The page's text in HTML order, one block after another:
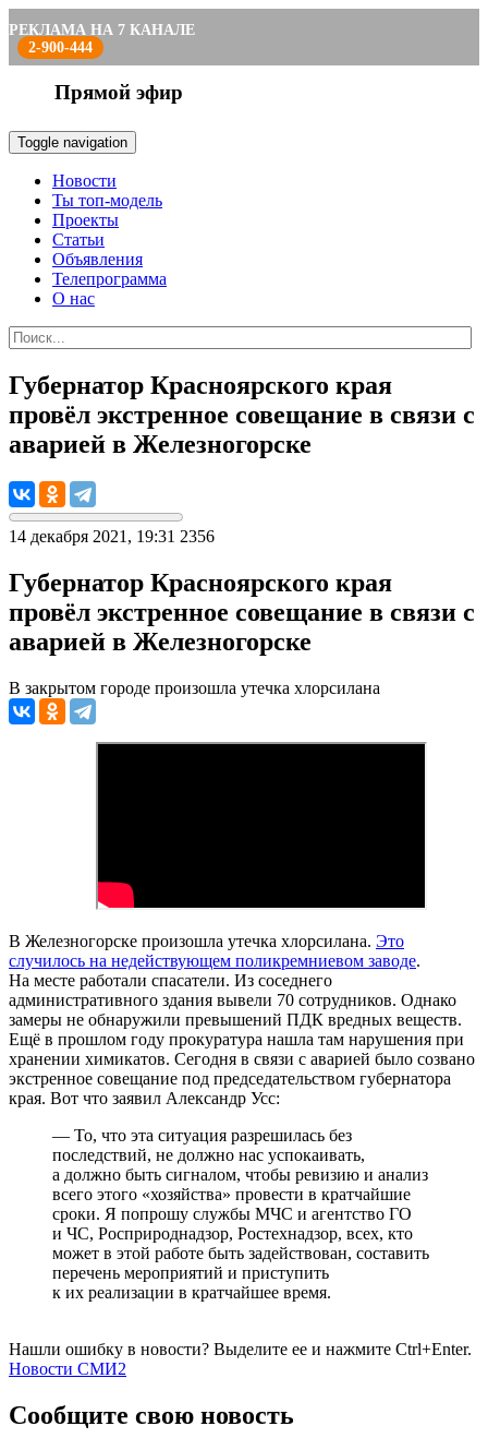
РЕКЛАМА НА 7 КАНАЛЕ
2-900-444
Прямой эфир
Toggle navigation
Новости
Ты топ-модель
Проекты
Статьи
Объявления
Телепрограмма
О нас
Губернатор Красноярского края
провёл экстренное совещание в связи с
аварией в Железногорске
14 декабря 2021, 19:31 2356
Губернатор Красноярского края
провёл экстренное совещание в связи с
аварией в Железногорске
В закрытом городе произошла утечка хлорсилана
В Железногорске произошла утечка хлорсилана. Это
случилось на недействующем поликремниевом заводе.
На месте работали спасатели. Из соседнего
административного здания вывели 70 сотрудников. Однако
замеры не обнаружили превышений ПДК вредных веществ.
Ещё в прошлом году прокуратура нашла там нарушения при
хранении химикатов. Сегодня в связи с аварией было созвано
экстренное совещание под председательством губернатора
края. Вот что заявил Александр Усс:
— То, что эта ситуация разрешилась без
последствий, не должно нас успокаивать,
а должно быть сигналом, чтобы ревизию и анализ
всего этого «хозяйства» провести в кратчайшие
сроки. Я попрошу службы МЧС и агентство ГО
и ЧС, Росприроднадзор, Ростехнадзор, всех, кто
может в этой работе быть задействован, составить
перечень мероприятий и приступить
к их реализации в кратчайшее время.
Нашли ошибку в новости? Выделите ее и нажмите Ctrl+Enter.
Новости СМИ2
Сообщите свою новость